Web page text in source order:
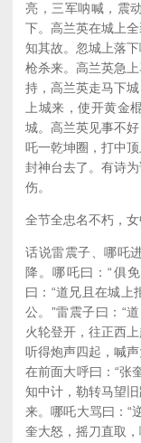
亮，三军呐喊，震
下。高兰英在城上
知其故。忽城上落
枪杀来。高兰英急
持，高兰英走马下
上城来，使开黄金
城。高兰英见事不
吒一乾坤圈，打中
封神台去了。有诗
伤。
全节全忠名不朽，女
话说雷震子、哪吒
降。哪吒曰：“俱
曰：“道兄且在城上
公。”雷震子曰：“
火轮登开，往正西
听得炮声四起，喊
在前面大呼曰：“张
知中计，勒转马望
来。哪吒大骂曰：“
奎大怒，摇刀直取